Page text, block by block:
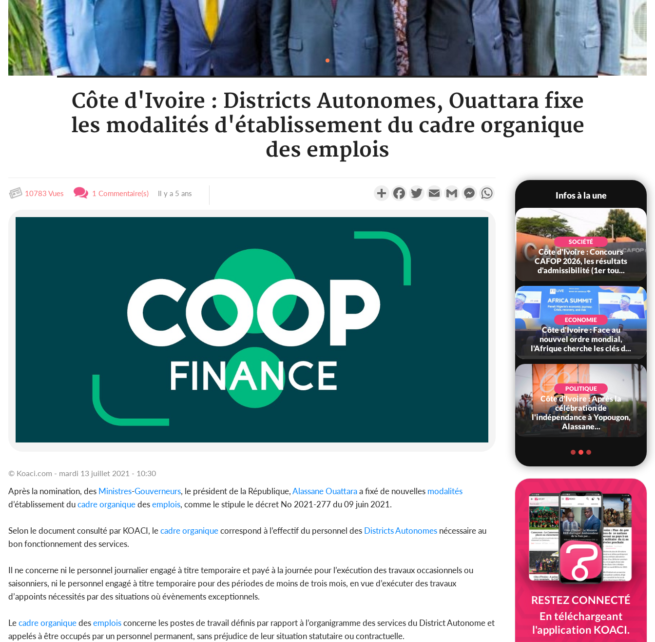
Côte d'Ivoire : Districts Autonomes, Ouattara fixe
les modalités d'établissement du cadre organique
des emplois
10783 Vues 1 Commentaire(s) Il y a 5 ans PartagerFacebookTwitterEmail Gmail MessengerWhatsApp
© Koaci.com - mardi 13 juillet 2021 - 10:30
Après la nomination, des Ministres-Gouverneurs, le président de la République,Alassane Ouattaraa fixé de nouvelles modalités
d’établissement ducadreorganiquedesemplois, comme le stipule le décret No 2021-277 du 09 juin 2021.
Selon le document consulté par KOACI, lecadreorganiquecorrespond à l’effectif du personnel des DistrictsAutonomes nécessaire au
bon fonctionnement des services.
Il ne concerne ni le personnel journalier engagé à titre temporaire et payé à la journée pour l’exécution des travaux occasionnels ou
saisonniers, ni le personnel engagé à titre temporaire pour des périodes de moins de trois mois, en vue d’exécuter des travaux
d’appoints nécessités par des situations où évènements exceptionnels.
Lecadreorganiquedesemploisconcerne les postes de travail définis par rapport à l’organigramme des services du District Autonome et
appelés à être occupés par un personnel permanent, sans préjudice de leur situation statutaire ou contractuelle.
Infos à la une
Côte d'Ivoire : Leleblé, le
Commandant KOUAME
Djahan Norbert, Nouveau
SOCIÉTÉ
Côte d'Ivoire : Concours
CAFOP 2026, les résultats
d'admissibilité (1er tou...
ECONOMIE
Côte d'Ivoire : Face au
nouvvel ordre mondial,
l'Afrique cherche les clés d...
POLITIQUE
Côte d'Ivoire : Après la
célébration de
l'indépendance à Yopougon,
Alassane...
RESTEZ CONNECTÉ
En téléchargeant
l'application KOACI.